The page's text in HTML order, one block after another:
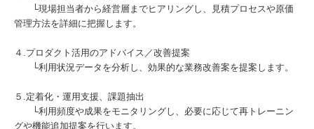
└現場担当者から経営層までヒアリングし、見積プロセスや原価
管理方法を詳細に把握します。
４.プロダクト活用のアドバイス／改善提案
└利用状況データを分析し、効果的な業務改善案を提案します。
５.定着化・運用支援、課題抽出
└利用頻度や成果をモニタリングし、必要に応じて再トレーニン
グや機能追加提案を行います。